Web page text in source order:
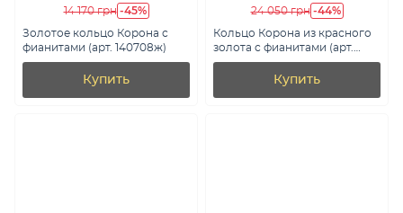
14 170 грн -45%
Золотое кольцо Корона с
фианитами (арт. 140708ж)
Купить
24 050 грн -44%
Кольцо Корона из красного
золота с фианитами (арт.
140782)
Купить